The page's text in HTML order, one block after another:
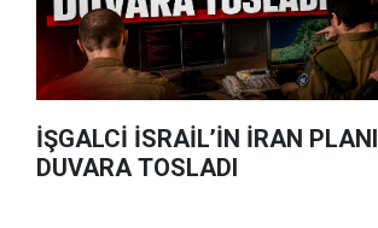
İŞGALCİ İSRAİL’İN İRAN PLANI
DUVARA TOSLADI